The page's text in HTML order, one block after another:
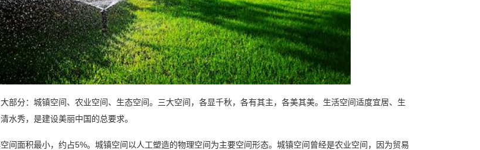
分：城镇空间、农业空间、生态空间。三大空间，各显千秋，各有其主，各美其美。生活空间适度宜居、生
水秀，是建设美丽中国的总要求。
面积最小，约占5%。城镇空间以人工塑造的物理空间为主要空间形态。城镇空间曾经是农业空间，因为贸易